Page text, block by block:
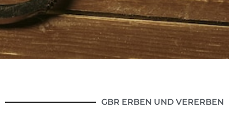
GBR ERBEN UND VERERBEN